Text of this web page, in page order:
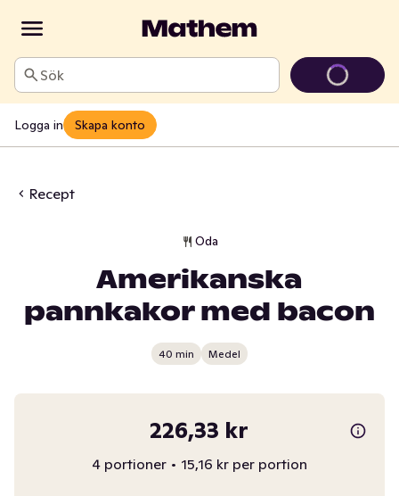
Sök
Logga in Skapa konto
Recept
Oda
Amerikanska
pannkakor med bacon
40 min Medel
226,33 kr
4 portioner • 15,16 kr per portion